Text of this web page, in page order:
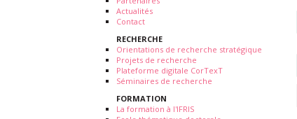
Actualités
Contact
RECHERCHE
Orientations de recherche stratégique
Projets de recherche
Plateforme digitale CorTexT
Séminaires de recherche
FORMATION
La formation à l'IFRIS